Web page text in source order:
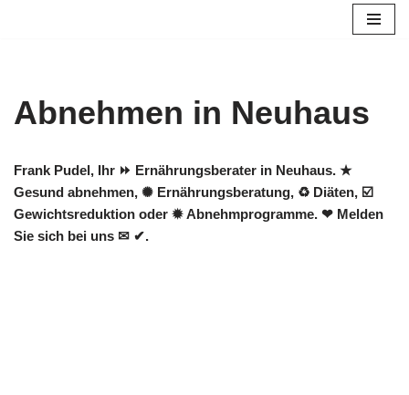
Abnehmen in Neuhaus
Frank Pudel, Ihr ⏩ Ernährungsberater in Neuhaus. ★
Gesund abnehmen, ✺ Ernährungsberatung, ♻ Diäten, ☑️
Gewichtsreduktion oder ✹ Abnehmprogramme. ❤ Melden
Sie sich bei uns ✉ ✔.